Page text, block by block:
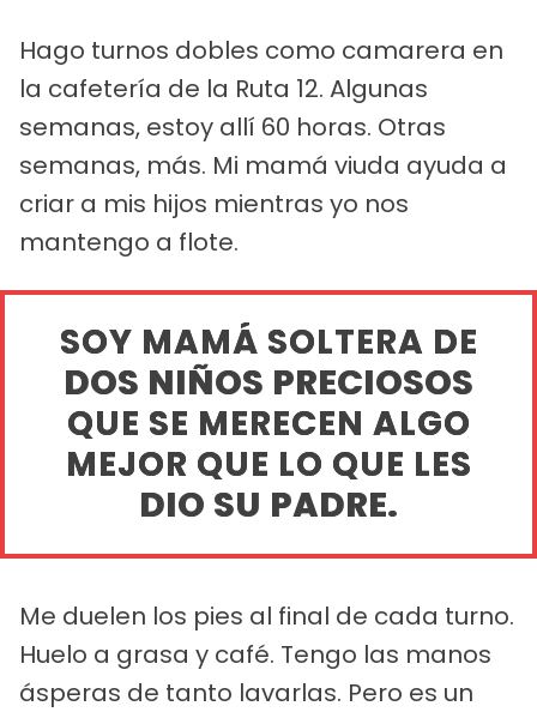
Hago turnos dobles como camarera en
la cafetería de la Ruta 12. Algunas
semanas, estoy allí 60 horas. Otras
semanas, más. Mi mamá viuda ayuda a
criar a mis hijos mientras yo nos
mantengo a flote.
SOY MAMÁ SOLTERA DE
DOS NIÑOS PRECIOSOS
QUE SE MERECEN ALGO
MEJOR QUE LO QUE LES
DIO SU PADRE.
Me duelen los pies al final de cada turno.
Huelo a grasa y café. Tengo las manos
ásperas de tanto lavarlas. Pero es un